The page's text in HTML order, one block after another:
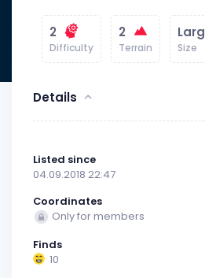
2
Difficulty
2
Terrain Size
Details
Listed since
04.09.2018 22:47
Coordinates
Only for members
Finds
10